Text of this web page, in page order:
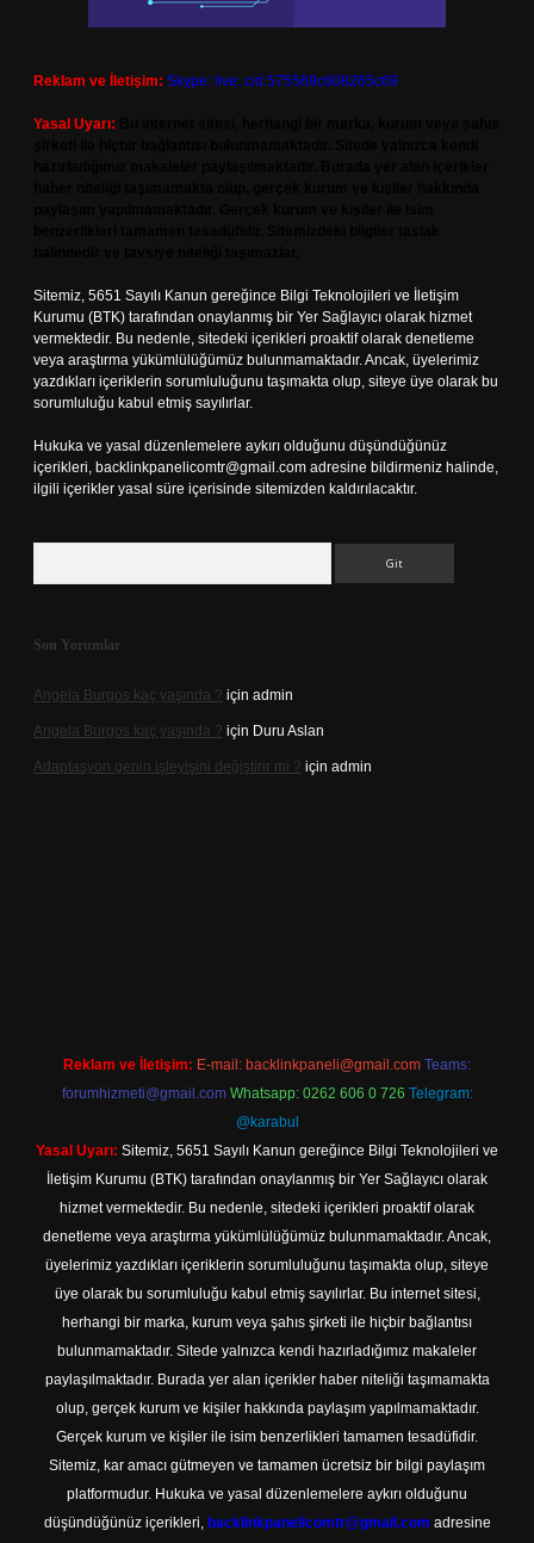
Reklam ve İletişim: Skype: live:.cid.575569c608265c69
Yasal Uyarı:
Sitemiz, 5651 Sayılı Kanun gereğince Bilgi Teknolojileri ve İletişim
Kurumu (BTK) tarafından onaylanmış bir Yer Sağlayıcı olarak hizmet
vermektedir. Bu nedenle, sitedeki içerikleri proaktif olarak denetleme
veya araştırma yükümlülüğümüz bulunmamaktadır. Ancak, üyelerimiz
yazdıkları içeriklerin sorumluluğunu taşımakta olup, siteye üye olarak bu
sorumluluğu kabul etmiş sayılırlar.
Hukuka ve yasal düzenlemelere aykırı olduğunu düşündüğünüz
içerikleri, backlinkpanelicomtr@gmail.com adresine bildirmeniz halinde,
ilgili içerikler yasal süre içerisinde sitemizden kaldırılacaktır.
Son Yorumlar
Angela Burgos kaç yaşında ? için admin
Angela Burgos kaç yaşında ? için Duru Aslan
Adaptasyon genin işleyişini değiştirir mi ? için admin
Reklam ve İletişim: E-mail: backlinkpaneli@gmail.com Teams:
forumhizmeti@gmail.com Whatsapp: 0262 606 0 726 Telegram:
@karabul
Yasal Uyarı: Sitemiz, 5651 Sayılı Kanun gereğince Bilgi Teknolojileri ve
İletişim Kurumu (BTK) tarafından onaylanmış bir Yer Sağlayıcı olarak
hizmet vermektedir. Bu nedenle, sitedeki içerikleri proaktif olarak
denetleme veya araştırma yükümlülüğümüz bulunmamaktadır. Ancak,
üyelerimiz yazdıkları içeriklerin sorumluluğunu taşımakta olup, siteye
üye olarak bu sorumluluğu kabul etmiş sayılırlar. Bu internet sitesi,
herhangi bir marka, kurum veya şahıs şirketi ile hiçbir bağlantısı
bulunmamaktadır. Sitede yalnızca kendi hazırladığımız makaleler
paylaşılmaktadır. Burada yer alan içerikler haber niteliği taşımamakta
olup, gerçek kurum ve kişiler hakkında paylaşım yapılmamaktadır.
Gerçek kurum ve kişiler ile isim benzerlikleri tamamen tesadüfidir.
Sitemiz, kar amacı gütmeyen ve tamamen ücretsiz bir bilgi paylaşım
platformudur. Hukuka ve yasal düzenlemelere aykırı olduğunu
düşündüğünüz içerikleri, backlinkpanelicomtr@gmail.com adresine